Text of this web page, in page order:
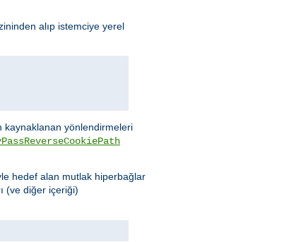
alıp istemciye yerel
kaynaklanan yönlendirmeleri
hedef alan mutlak hiperbağlar
(ve diğer içeriği)